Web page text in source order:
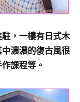
駐，一樓有日式木
濃濃的復古風很
課程等。